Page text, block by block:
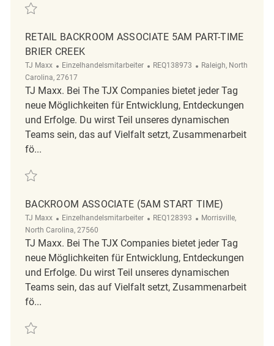
Retten 5am Weekend Backroom Associate REQ141340
RETAIL BACKROOM ASSOCIATE 5AM PART-TIME
BRIER CREEK
TJ Maxx Kategorie
Einzelhandelsmitarbeiter ReqId
REQ138973 Ort
Raleigh, North
Carolina, 27617
TJ Maxx. Bei The TJX Companies bietet jeder Tag
neue Möglichkeiten für Entwicklung, Entdeckungen
und Erfolge. Du wirst Teil unseres dynamischen
Teams sein, das auf Vielfalt setzt, Zusammenarbeit
fö...
Retten Retail Backroom Associate 5AM Part-Time Brier Creek
BACKROOM ASSOCIATE (5AM START TIME)
TJ Maxx Kategorie
Einzelhandelsmitarbeiter ReqId
REQ128393 Ort
Morrisville,
North Carolina, 27560
TJ Maxx. Bei The TJX Companies bietet jeder Tag
neue Möglichkeiten für Entwicklung, Entdeckungen
und Erfolge. Du wirst Teil unseres dynamischen
Teams sein, das auf Vielfalt setzt, Zusammenarbeit
fö...
Retten Backroom Associate (5AM START TIME) REQ128393